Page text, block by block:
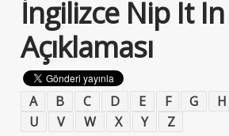
İngilizce Nip It
Açıklaması
A B C D E F G H
U
V W X Y
Z